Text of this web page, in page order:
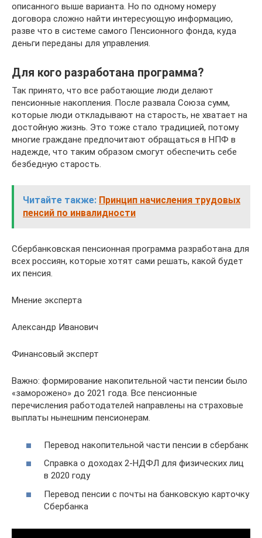
описанного выше варианта. Но по одному номеру
договора сложно найти интересующую информацию,
разве что в системе самого Пенсионного фонда, куда
деньги переданы для управления.
Для кого разработана программа?
Так принято, что все работающие люди делают
пенсионные накопления. После развала Союза сумм,
которые люди откладывают на старость, не хватает на
достойную жизнь. Это тоже стало традицией, потому
многие граждане предпочитают обращаться в НПФ в
надежде, что таким образом смогут обеспечить себе
безбедную старость.
Читайте также: Принцип начисления трудовых
пенсий по инвалидности
Сбербанковская пенсионная программа разработана для
всех россиян, которые хотят сами решать, какой будет
их пенсия.
Мнение эксперта
Александр Иванович
Финансовый эксперт
Важно: формирование накопительной части пенсии было
«заморожено» до 2021 года. Все пенсионные
перечисления работодателей направлены на страховые
выплаты нынешним пенсионерам.
Перевод накопительной части пенсии в сбербанк
Справка о доходах 2-НДФЛ для физических лиц
в 2020 году
Перевод пенсии с почты на банковскую карточку
Сбербанка